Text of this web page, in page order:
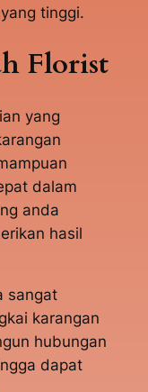
tinggi.
Florist
yang
dalam
anda
hasil
sangat
karangan
hubungan
dapat